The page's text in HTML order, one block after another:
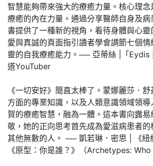
智慧能夠帶來強大的療癒力量。核心理
療癒的內在力量。通過分享醫師自身及
書提供了一種新的視角，看待身體與心
愛與真誠的頁面指引讀者學會調節七個
靈的自我療癒能力。── 亞蒂絲 |「Eydis
道YouTuber
《一切安好》簡直太棒了。蒙娜麗莎．
方面的專業知識，以及人類意識領域領導
賀的療癒智慧，融為一體。這本書向露
敬，她的正向思考首先成為愛滋病患者
其他無數的人。 ── 凱若琳．密思 | 《紐
《原型：你是誰？》（Archetypes: